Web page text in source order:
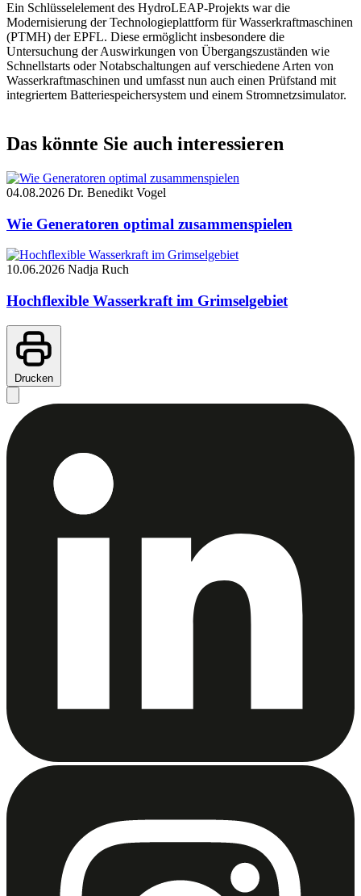
Ein Schlüsselelement des HydroLEAP-Projekts war die
Modernisierung der Technologieplattform für Wasserkraftmaschinen
(PTMH) der EPFL. Diese ermöglicht insbesondere die
Untersuchung der Auswirkungen von Übergangszuständen wie
Schnellstarts oder Notabschaltungen auf verschiedene Arten von
Wasserkraftmaschinen und umfasst nun auch einen Prüfstand mit
integriertem Batteriespeichersystem und einem Stromnetzsimulator.
Das könnte Sie auch interessieren
04.08.2026 Dr. Benedikt Vogel
Wie Generatoren optimal zusammenspielen
10.06.2026 Nadja Ruch
Hochflexible Wasserkraft im Grimselgebiet
Drucken